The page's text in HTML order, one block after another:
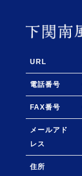
URL
電話番号
FAX番号
メールアド
レス
住所